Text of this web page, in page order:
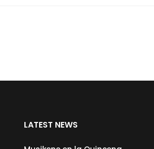
LATEST NEWS